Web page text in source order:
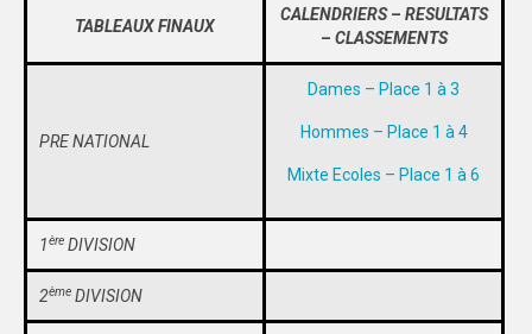
PHOTOTHÈQUE
VIDÉOTHÈQUE
TABLEAUX FINAUX
CALENDRIERS– RESULTATS
– CLASSEMENTS
PRE NATIONAL
Dames – Place 1 à 3
Hommes – Place 1 à 4
Mixte Ecoles – Place 1 à 6
1ère DIVISION
2ème DIVISION